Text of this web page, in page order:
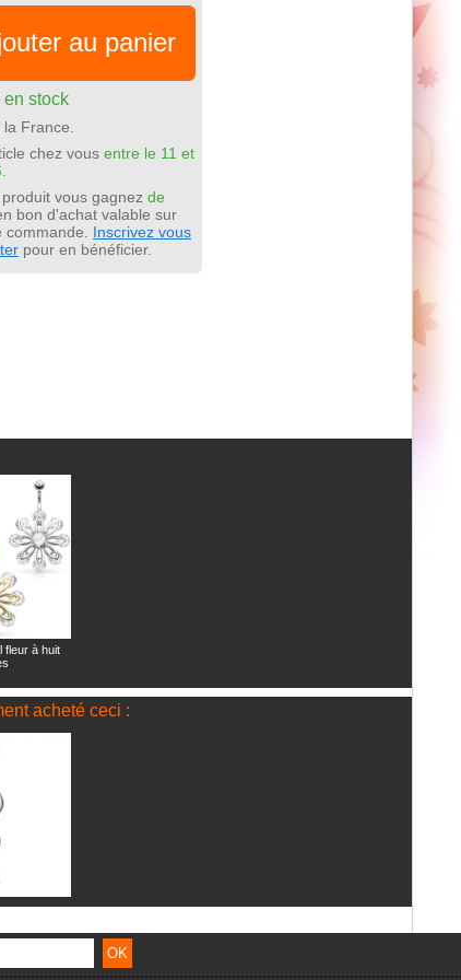
au panier
en stock
France.
chez vous entre le 11 et
vous gagnez de
bon d'achat valable sur
Inscrivez vous
pour en bénéficier.
fleur à huit
acheté ceci :